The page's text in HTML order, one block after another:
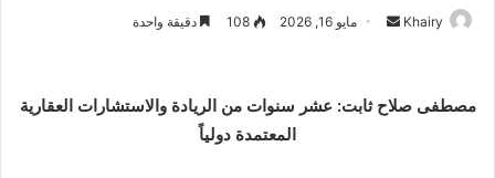
Khairy
ل
مايو 16, 2026 108 دقيقة واحدة
مصطفى صلاح ثابت: عشر سنوات من الريادة والاستشارات العقارية
المعتمدة دولياً